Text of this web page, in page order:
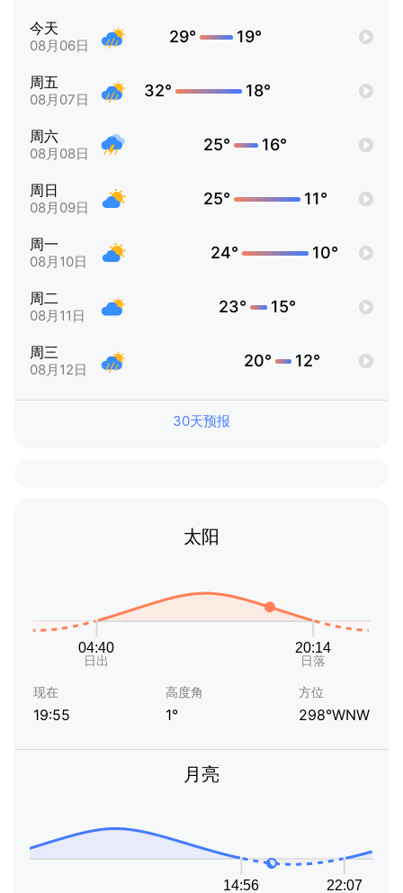
今天
08月06日 29° 19°
周五
08月07日 32° 18°
周六
08月08日 25° 16°
周日
08月09日 25° 11°
周一
08月10日 24° 10°
周二
08月11日 23° 15°
周三
08月12日 20° 12°
30天预报
太阳
现在
19:55
高度角
1°
方位
298°WNW
月亮